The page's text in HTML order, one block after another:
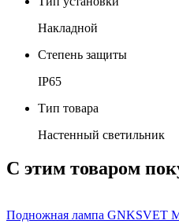
Накладной
Степень защиты
IP65
Тип товара
Настенный светильник
С этим товаром
Подножная лампа GNKSVET